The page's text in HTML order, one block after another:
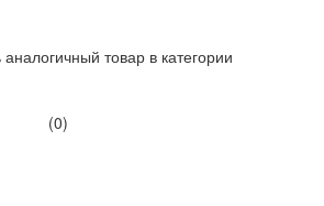
товар в категории
(0)